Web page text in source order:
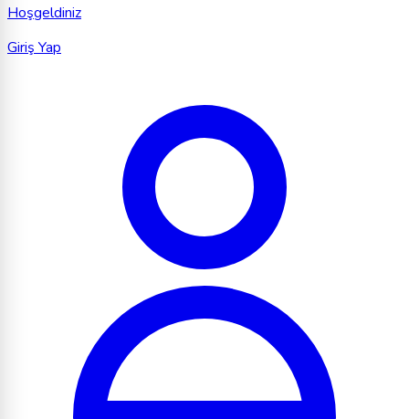
Hoşgeldiniz
Giriş Yap